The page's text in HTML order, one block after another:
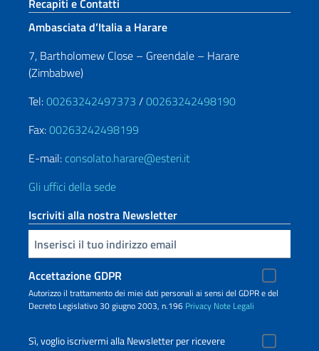
Recapiti e Contatti
Ambasciata d’Italia a Harare
7, Bartholomew Close – Greendale – Harare
(Zimbabwe)
Tel:00263242497373 /00263242498190
Fax:00263242498199
E-mail: consolato.harare@esteri.it
Gli uffici della sede
Iscriviti alla nostra Newsletter
Inserisci la tua email
Accettazione GDPR
Autorizzo il trattamento dei miei dati personali ai sensi del GDPR e del
Decreto Legislativo 30 giugno 2003, n.196 Privacy Note Legali
Sì, voglio iscrivermi alla Newsletter per ricevere